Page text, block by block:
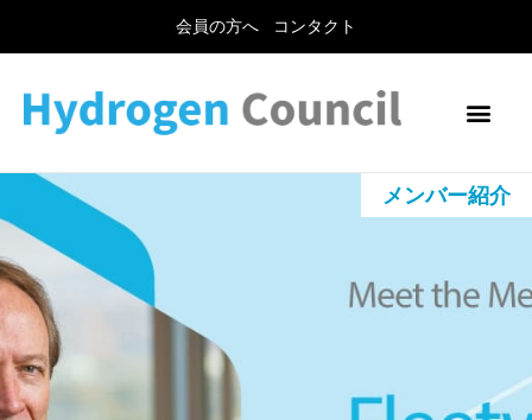
会員の方へ コンタクト
メンバー紹介